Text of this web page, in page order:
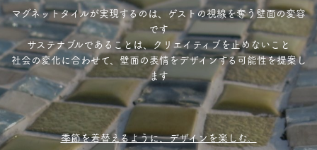
マグネットタイルが実現するのは、ゲストの視線を奪う壁面の変容
です
サステナブルであることは、クリエイティブを止めないこと
社会の変化に合わせて、壁面の表情をデザインする可能性を提案し
ます
季節を着替えるように、デザインを楽しむ。